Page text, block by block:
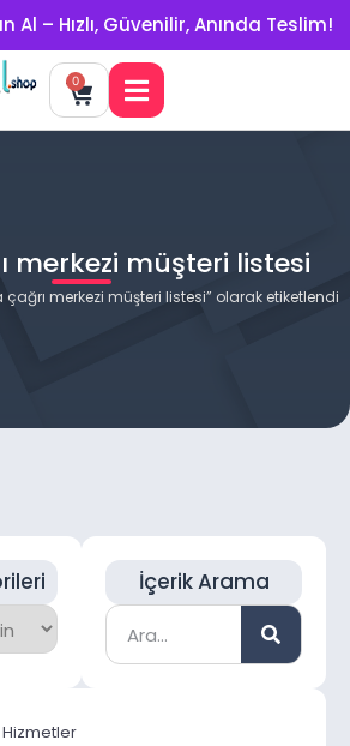
Al – Hızlı, Güvenilir, Anında Teslim!
0
merkezi müşteri listesi
çağrı merkezi müşteri listesi” olarak etiketlendi
İçerik Arama
Hizmetler